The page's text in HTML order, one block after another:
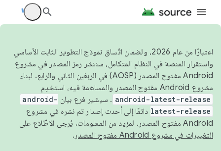
اعتبارًا من عام 2026، ولضمان اتّساق نموذج التطوير الثابت الأساسي
واستقرار المنصة في النظام المتكامل، سننشر رمز المصدر في مشروع
Android مفتوح المصدر (AOSP) في الربعَين الثاني والرابع. لبناء
مشروع Android مفتوح المصدر والمساهمة فيه، استخدِم
android-latest-release . سيشير فرع بيان android-
latest-release دائمًا إلى أحدث إصدار تم نشره في مشروع
Android مفتوح المصدر. لمزيد من المعلومات، يُرجى الاطّلاع على
التغييرات في مشروع Android مفتوح المصدر
.